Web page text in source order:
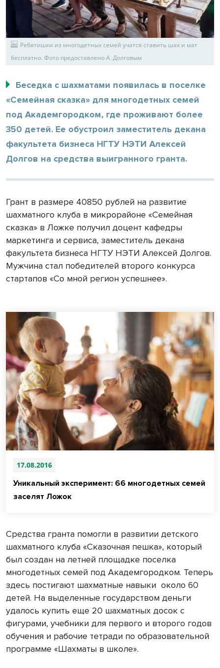
Ребятишки из многодетных семей учатся ставить шах и мат
бесплатно. Фото предоставлено А. Долговым
Беседка с шахматами появилась в поселке
«Семейная сказка» для многодетных семей
под Академгородком, где проживают более
350 детей. Ее обустроил заместитель декана
факультета бизнеса НГТУ НЭТИ Алексей
Долгов на средства выигранного гранта.
Грант в размере 40850 рублей на развитие
шахматного клуба в микрорайоне «Семейная
сказка» в Ложке получил доцент кафедры
маркетинга и сервиса, заместитель декана
факультета бизнеса НГТУ НЭТИ Алексей Долгов.
Мужчина стал победителей второго конкурса
стартапов «Со мной регион успешнее».
17.08.2016
Уникальный эксперимент: 66 многодетных семей
заселят Ложок
Средства гранта помогли в развитии детского
шахматного клуба «Сказочная пешка», который
был создан на летней площадке поселка
многодетных семей под Академгородком. Теперь
здесь постигают шахматные навыки около 60
детей. На выделенные государством деньги
удалось купить еще 20 шахматных досок с
фигурами, учебники для первого и второго годов
обучения и рабочие тетради по образовательной
программе «Шахматы в школе».